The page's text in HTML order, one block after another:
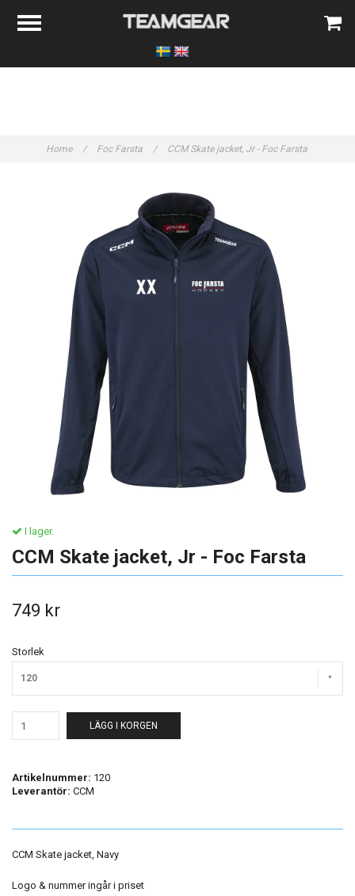
Home / Foc Farsta / CCM Skate jacket, Jr - Foc Farsta
I lager.
CCM Skate jacket, Jr - Foc Farsta
749 kr
Storlek
120
LÄGG I KORGEN
Artikelnummer: 120
Leverantör: CCM
CCM Skate jacket, Navy
Logo & nummer ingår i priset